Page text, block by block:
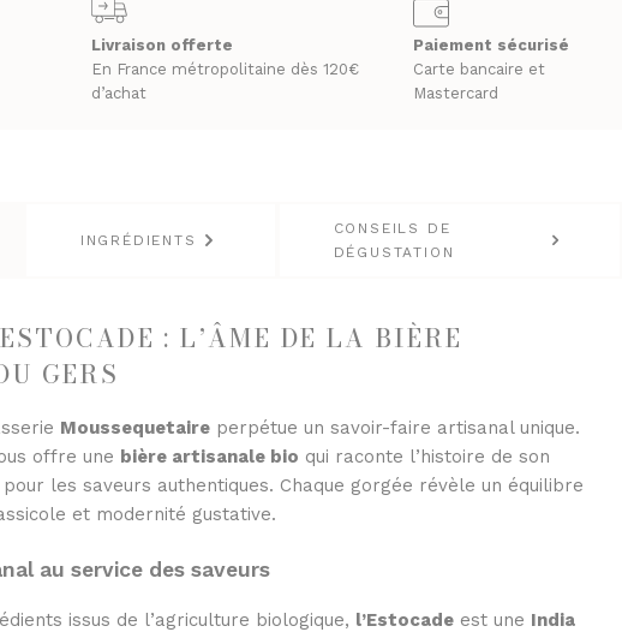
Livraison offerte
En France métropolitaine dès 120€
d’achat
Paiement sécurisé
Carte bancaire et
Mastercard
INGRÉDIENTS
CONSEILS DE
DÉGUSTATION
: L’ÂME DE LA BIÈRE
GERS
Moussequetaire perpétue un savoir-faire artisanal unique.
offre une bière artisanale bio qui raconte l’histoire de son
les saveurs authentiques. Chaque gorgée révèle un équilibre
et modernité gustative.
au service des saveurs
issus de l’agriculture biologique, l’Estocade est une India